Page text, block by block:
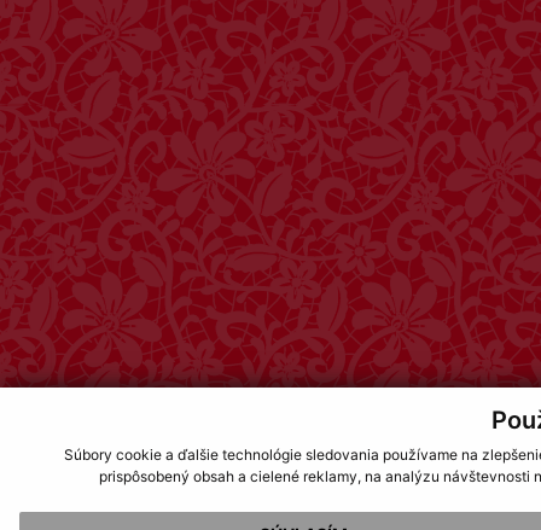
Súbory cookie a ďalšie technológie sledovania používame na
prispôsobený obsah a cielené reklamy, na analýzu